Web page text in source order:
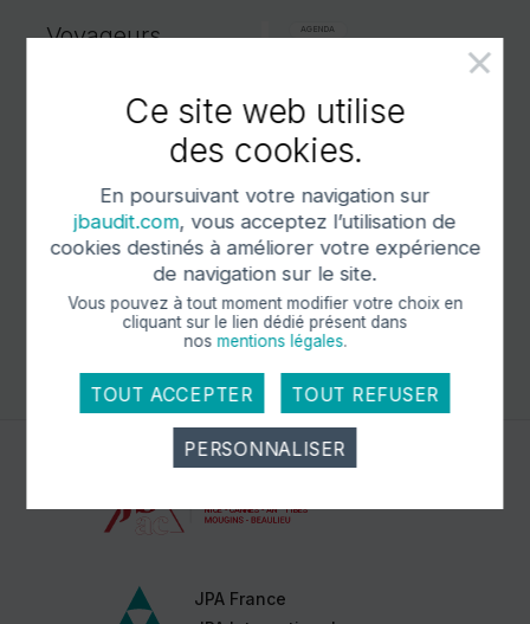
Voyageurs
Notre application
pourrait
vous intéresser.
AGENDA
mar 4 aoû 2026
Les principales
comptables pour le
mois d'août 2026
En savoir plus
Événement1 sur 5
JPA France
Ce site web utilise
des cookies.
En poursuivant votre navigation sur
jbaudit.com, vous acceptez l’utilisation de
cookies destinés à améliorer votre expérience
de navigation sur le site.
Vous pouvez à tout moment modifier votre choix en
cliquant sur le lien dédié présent dans
nos mentions légales.
TOUT ACCEPTER TOUT REFUSER
PERSONNALISER
Cookies obligatoire
désactivés. Ces cookies ne récoltent et ne
transmettent aucunes données personnelles